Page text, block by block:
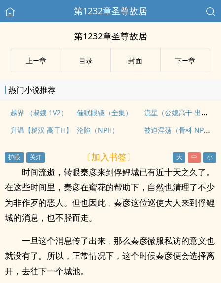
第1232章圣尊故居
第1232章圣尊故居
上ー章 目录 封面 下ー章
热门小说推荐
越界 （叔嫂 1V2） 催眠眼镜（全集） 流星（公媳高干 出轨甜宠1v1
升温【糙汉 高干H】 沦陷（NPH） 被迫淫荡（骨科 NPH）
〔加入书签〕
时间流逝，转眼秦彦来到俘鲤城已有近十天之久了。
在这些时间里，秦彦在蜜花的帮助下，自然也清理了不少
为非作歹的恶人。但也因此，秦彦这位巡使大人来到俘鲤
城的消息，也不胫而走。
一旦这个消息传了出来，那么秦彦微服私访的意义也
就没有了。所以，正常情况下，这个时候秦彦便会选择离
开，去往下一个城池。